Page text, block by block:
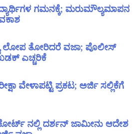
ಗಮನಕ್ಕೆ; ಮರುಮೌಲ್ಯಮಾಪನ
ಲೋಪ ತೋರಿದರೆ ವಜಾ; ಪೊಲೀಸ್
ಎಚ್ಚರಿಕೆ
ವೇಳಾಪಟ್ಟಿ ಪ್ರಕಟ; ಅರ್ಜಿ ಸಲ್ಲಿಕೆಗೆ
ನಲ್ಲಿ ದರ್ಶನ್ ಜಾಮೀನು ಆದೇಶ